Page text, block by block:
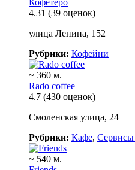
4.31 (39 оценок)
улица Ленина, 152
Рубрики: Кофейни
~ 360 м.
Rado coffee
4.7 (430 оценок)
Смоленская улица, 24
Рубрики: Кафе, Сервисы
~ 540 м.